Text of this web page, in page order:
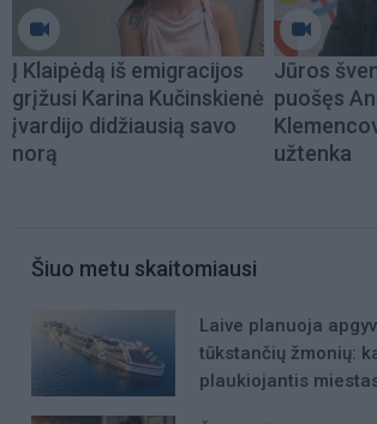
Į Klaipėdą iš emigracijos
grįžusi Karina Kučinskienė
įvardijo didžiausią savo
norą
Jūros
puošęs
užtenka
Šiuo metu skaitomiausi
Laive planuoja
tūkstančių žmonių:
plaukiojantis